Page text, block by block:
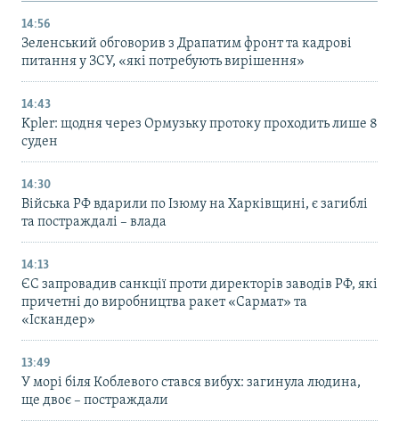
14:56
Зеленський обговорив з Драпатим фронт та кадрові
питання у ЗСУ, «які потребують вирішення»
14:43
Kpler: щодня через Ормузьку протоку проходить лише 8
суден
14:30
Війська РФ вдарили по Ізюму на Харківщині, є загиблі
та постраждалі – влада
14:13
ЄС запровадив санкції проти директорів заводів РФ, які
причетні до виробництва ракет «Сармат» та
«Іскандер»
13:49
У морі біля Коблевого стався вибух: загинула людина,
ще двоє – постраждали